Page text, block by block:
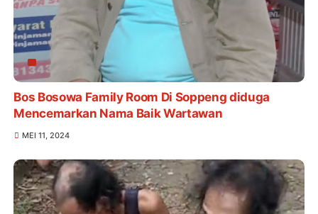
Bos Bosowa Family Room Di Soppeng diduga
Mencemarkan Nama Baik Wartawan
MEI 11, 2024